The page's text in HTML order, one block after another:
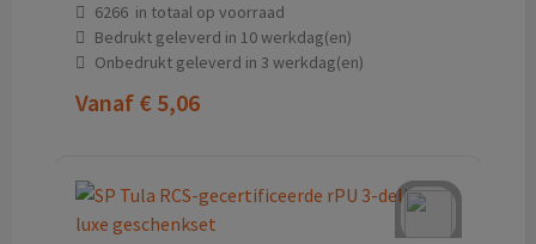
6266in totaal op voorraad
Bedrukt geleverd in 10 werkdag(en)
Onbedrukt geleverd in 3 werkdag(en)
Vanaf € 5,06